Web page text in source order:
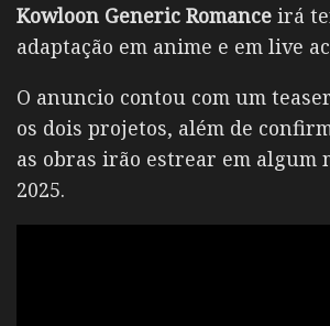
Kowloon Generic Romance irá
adaptação em anime e em live
O anuncio contou com um
os dois projetos, além de
as obras irão estrear em algum
2025.